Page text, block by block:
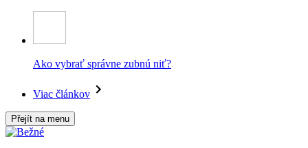
Ako vybrať správne zubnú niť?
Viac článkov
Přejít na menu